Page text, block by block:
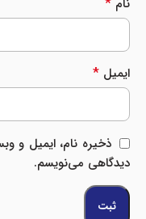
نام
ایمیل *
ذخیره نام، ایمیل و
دیدگاهی می‌نویسم.